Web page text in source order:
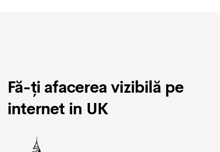
Fă-ți afacerea vizibilă pe
internet in UK